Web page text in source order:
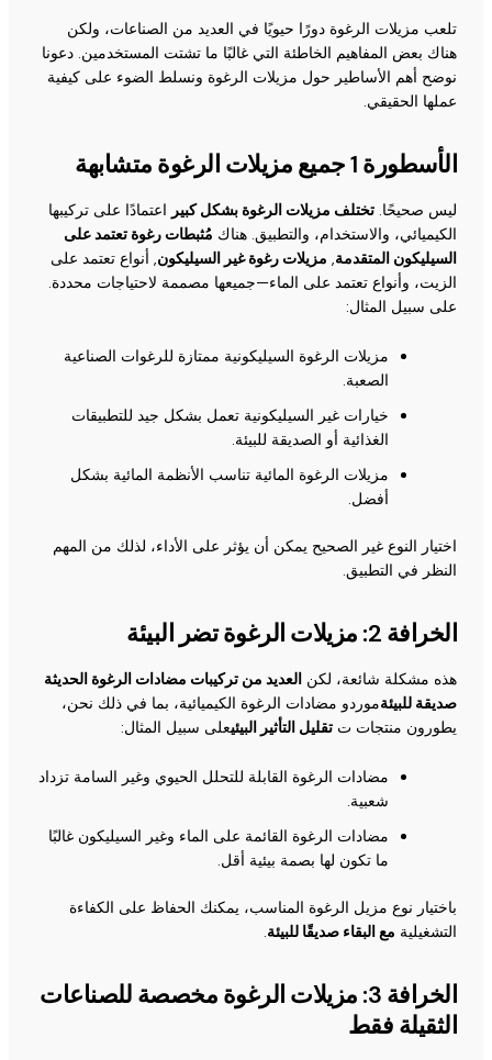
تلعب مزيلات الرغوة دورًا حيويًا في العديد من الصناعات، ولكن
هناك بعض المفاهيم الخاطئة التي غالبًا ما تشتت المستخدمين. دعونا
نوضح أهم الأساطير حول مزيلات الرغوة ونسلط الضوء على كيفية
عملها الحقيقي.
الأسطورة 1 جميع مزيلات الرغوة متشابهة
ليس صحيحًا. تختلف مزيلات الرغوة بشكل كبير اعتمادًا على تركيبها
الكيميائي، والاستخدام، والتطبيق. هناك مُثبطات رغوة تعتمد على
السيليكون المتقدمة, مزيلات رغوة غير السيليكون, أنواع تعتمد على
الزيت، وأنواع تعتمد على الماء—جميعها مصممة لاحتياجات محددة.
على سبيل المثال:
مزيلات الرغوة السيليكونية ممتازة للرغوات الصناعية
الصعبة.
خيارات غير السيليكونية تعمل بشكل جيد للتطبيقات
الغذائية أو الصديقة للبيئة.
مزيلات الرغوة المائية تناسب الأنظمة المائية بشكل
أفضل.
اختيار النوع غير الصحيح يمكن أن يؤثر على الأداء، لذلك من المهم
النظر في التطبيق.
الخرافة 2: مزيلات الرغوة تضر البيئة
هذه مشكلة شائعة، لكن العديد من تركيبات مضادات الرغوة الحديثة
صديقة للبيئةموردو مضادات الرغوة الكيميائية، بما في ذلك نحن،
يطورون منتجات ت تقليل التأثير البيئيعلى سبيل المثال:
مضادات الرغوة القابلة للتحلل الحيوي وغير السامة تزداد
شعبية.
مضادات الرغوة القائمة على الماء وغير السيليكون غالبًا
ما تكون لها بصمة بيئية أقل.
باختيار نوع مزيل الرغوة المناسب، يمكنك الحفاظ على الكفاءة
التشغيلية مع البقاء صديقًا للبيئة
الخرافة 3: مزيلات الرغوة مخصصة للصناعات
الثقيلة فقط